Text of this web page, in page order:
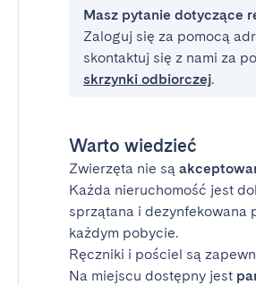
Masz pytanie dotyczące
Zaloguj się za pomocą
skontaktuj się z nami za
skrzynki odbiorczej.
Warto wiedzieć
Zwierzęta nie są
Każda nieruchomość jest
sprzątana i dezynfekowana
każdym pobycie.
Ręczniki i pościel są
Na miejscu dostępny jest